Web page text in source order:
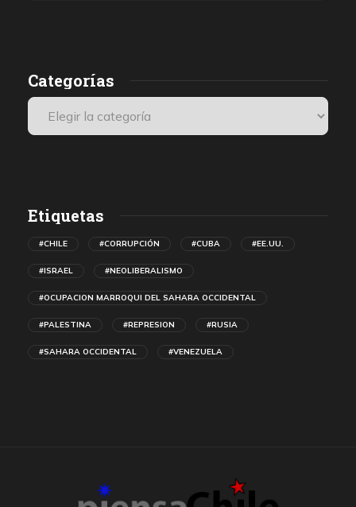
Categorías
Etiquetas
#CHILE #CORRUPCIÓN #CUBA #EE.UU.
#ISRAEL #NEOLIBERALISMO
#OCUPACION MARROQUI DEL SAHARA OCCIDENTAL
#PALESTINA #REPRESION #RUSIA
#SAHARA OCCIDENTAL #VENEZUELA